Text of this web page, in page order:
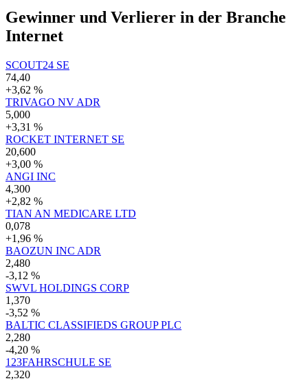
Gewinner und Verlierer in der Branche
Internet
SCOUT24 SE
74,40
+3,62 %
TRIVAGO NV ADR
5,000
+3,31 %
ROCKET INTERNET SE
20,600
+3,00 %
ANGI INC
4,300
+2,82 %
TIAN AN MEDICARE LTD
0,078
+1,96 %
BAOZUN INC ADR
2,480
-3,12 %
SWVL HOLDINGS CORP
1,370
-3,52 %
BALTIC CLASSIFIEDS GROUP PLC
2,280
-4,20 %
123FAHRSCHULE SE
2,320